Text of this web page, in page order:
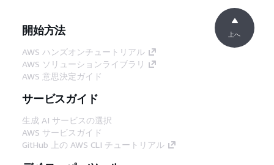
開始方法
AWS ハンズオンチュートリアル
AWS ソリューションライブラリ
AWS 意思決定ガイド
サービスガイド
生成 AI サービスの選択
AWS サービスガイド
GitHub 上の AWS CLI チュートリアル
上へ